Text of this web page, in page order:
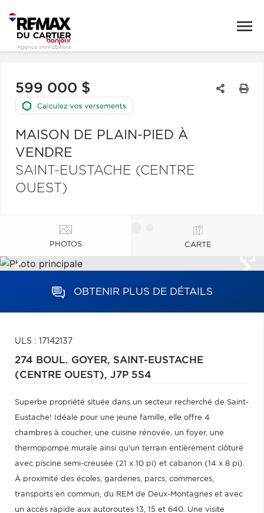
599 000 $
MAISON DE PLAIN-PIED À
VENDRE
SAINT-EUSTACHE (CENTRE
OUEST)
PHOTOS CARTE
OBTENIR PLUS DE DÉTAILS
ULS : 17142137
274 BOUL. GOYER, SAINT-EUSTACHE
(CENTRE OUEST), J7P 5S4
Superbe propriété située dans un secteur recherché de Saint-
Eustache! Idéale pour une jeune famille, elle offre 4
chambres à coucher, une cuisine rénovée, un foyer, une
thermopompe murale ainsi qu'un terrain entièrement clôturé
avec piscine semi-creusée (21 x 10 pi) et cabanon (14 x 8 pi).
À proximité des écoles, garderies, parcs, commerces,
transports en commun, du REM de Deux-Montagnes et avec
un accès rapide aux autoroutes 13, 15 et 640. Une visite